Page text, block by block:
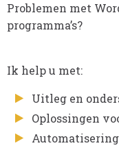
Problemen met
programma’s?
Ik help u met:
Uitleg en
Oplossingen
Automatisering